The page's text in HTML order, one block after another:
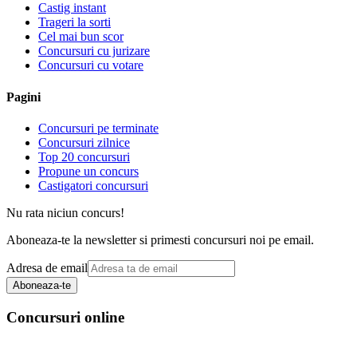
Castig instant
Trageri la sorti
Cel mai bun scor
Concursuri cu jurizare
Concursuri cu votare
Pagini
Concursuri pe terminate
Concursuri zilnice
Top 20 concursuri
Propune un concurs
Castigatori concursuri
Nu rata niciun concurs!
Aboneaza-te la newsletter si primesti concursuri noi pe email.
Adresa de email
Aboneaza-te
Concursuri online